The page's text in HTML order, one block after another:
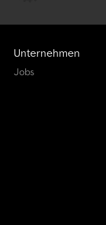
Unternehmen
Jobs